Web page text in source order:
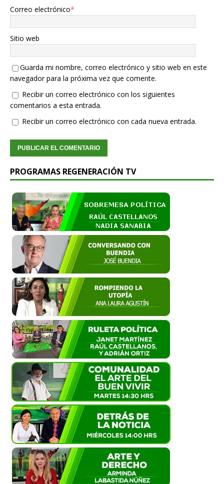
Correo electrónico*
Sitio web
Guarda mi nombre, correo electrónico y sitio web en este
navegador para la próxima vez que comente.
Recibir un correo electrónico con los siguientes
comentarios a esta entrada.
Recibir un correo electrónico con cada nueva entrada.
PROGRAMAS REGENERACIÓN TV